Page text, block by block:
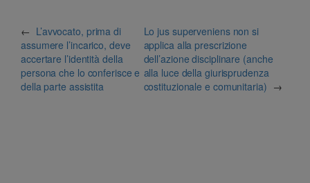
← L’avvocato, prima di
assumere l’incarico, deve
accertare l’identità della
persona che lo conferisce e
della parte assistita
Lo jus superveniens non si
applica alla prescrizione
dell’azione disciplinare (anche
alla luce della giurisprudenza
costituzionale e comunitaria) →